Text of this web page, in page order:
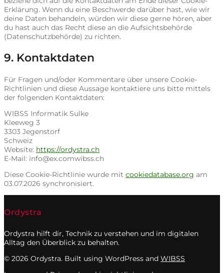
Erklärung. Wenn du eine Beschwerde darüber hast, wie wir
deine Daten behandeln, würden wir diese gerne hören, aber
du hast auch das Recht diese an die Aufsichtsbehörde
(Datenschutzbehörde) zu richten.
9. Kontaktdaten
Für Fragen und/oder Kommentare über unsere Cookie-
Richtlinien und diese Aussage kontaktiere uns bitte mittels
der folgenden Kontaktdaten:
WIBSS Informatik Sulke
Kleeweg 3
3303 Jegenstorf
Schweiz
Website: https://ordystra.ch
E-Mail: info@ex.comwibss.ch
Diese Cookie-Richtlinie wurde mit cookiedatabase.org am
03.07.2026 synchronisiert.
Ordystra
Ordystra hilft dir, Technik zu verstehen und im digitalen
Alltag den Überblick zu behalten.
© 2026 Ordystra. Built using WordPress and WIBSS